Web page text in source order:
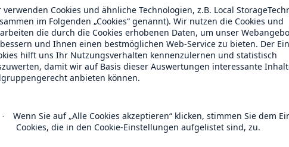
Stimmrechtsbeständen
WpHG)